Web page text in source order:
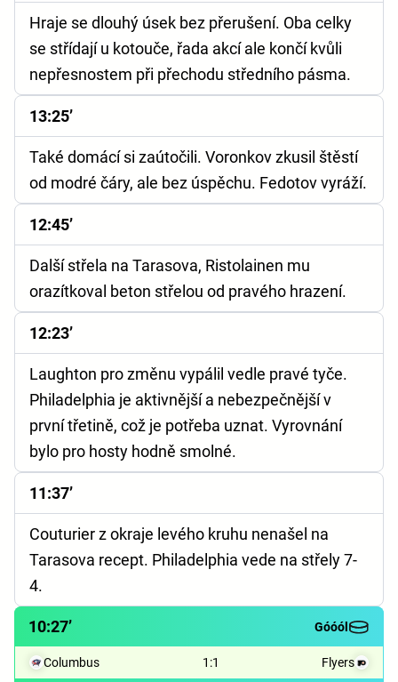
Hraje se dlouhý úsek bez přerušení. Oba celky
se střídají u kotouče, řada akcí ale končí kvůli
nepřesnostem při přechodu středního pásma.
13:25’
Také domácí si zaútočili. Voronkov zkusil štěstí
od modré čáry, ale bez úspěchu. Fedotov vyráží.
12:45’
Další střela na Tarasova, Ristolainen mu
orazítkoval beton střelou od pravého hrazení.
12:23’
Laughton pro změnu vypálil vedle pravé tyče.
Philadelphia je aktivnější a nebezpečnější v
první třetině, což je potřeba uznat. Vyrovnání
bylo pro hosty hodně smolné.
11:37’
Couturier z okraje levého kruhu nenašel na
Tarasova recept. Philadelphia vede na střely 7-
4.
10:27’ Góóól
Columbus 1 :1 Flyers